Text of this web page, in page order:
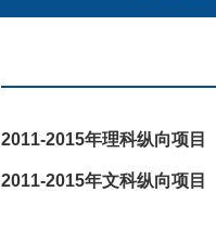
2011-2015年理科纵向项目
2011-2015年文科纵向项目